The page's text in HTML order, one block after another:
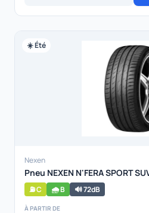
☀️ Été
Nexen
Pneu NEXEN N'FERA SPORT
⛽ C 🌧️ B 🔊 72dB
À PARTIR DE